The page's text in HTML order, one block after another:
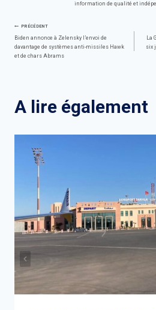
information de qualité et
Navigation
de
PRÉCÉDENT
Biden annonce à Zelensky l’envoi de
davantage de systèmes anti-missiles Hawk
et de chars Abrams
six
A lire également